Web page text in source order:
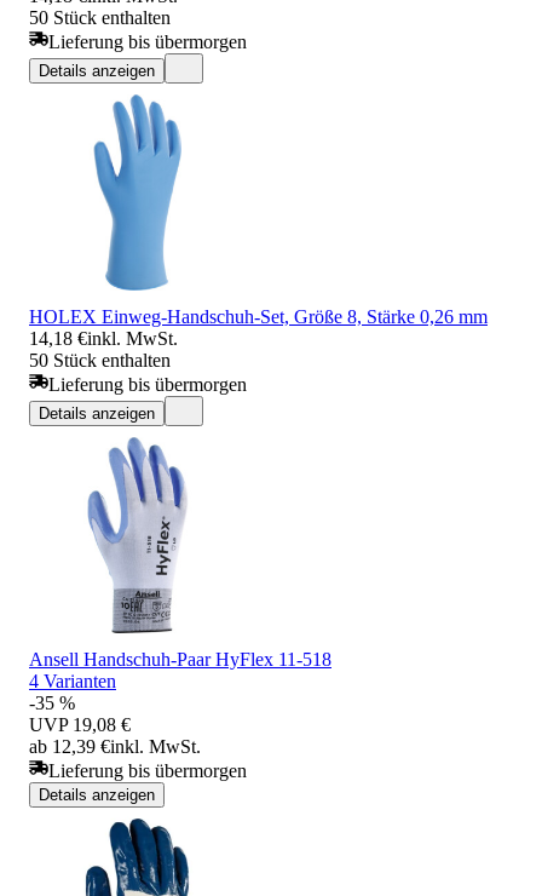
50 Stück enthalten
Lieferung bis übermorgen
Details anzeigen
HOLEX Einweg-Handschuh-Set, Größe 8, Stärke 0,26 mm
14,18 €inkl. MwSt.
50 Stück enthalten
Lieferung bis übermorgen
Details anzeigen
Ansell Handschuh-Paar HyFlex 11-518
4 Varianten
-35 %
UVP 19,08 €
ab 12,39 €inkl. MwSt.
Lieferung bis übermorgen
Details anzeigen